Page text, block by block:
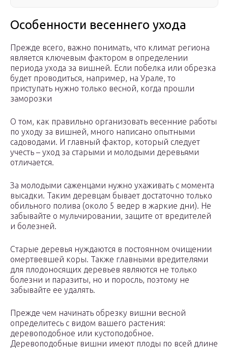
Особенности весеннего ухода
Прежде всего, важно понимать, что климат региона
является ключевым фактором в определении
периода ухода за вишней. Если побелка или обрезка
будет проводиться, например, на Урале, то
приступать нужно только весной, когда прошли
заморозки
О том, как правильно организовать весенние работы
по уходу за вишней, много написано опытными
садоводами. И главный фактор, который следует
учесть – уход за старыми и молодыми деревьями
отличается.
За молодыми саженцами нужно ухаживать с момента
высадки. Таким деревцам бывает достаточно только
обильного полива (около 5 ведер в жаркие дни). Не
забывайте о мульчировании, защите от вредителей
и болезней.
Старые деревья нуждаются в постоянном очищении
омертвевшей коры. Также главными вредителями
для плодоносящих деревьев являются не только
болезни и паразиты, но и поросль, поэтому не
забывайте ее удалять.
Прежде чем начинать обрезку вишни весной
определитесь с видом вашего растения:
деревоподобное или кустоподобное.
Деревоподобные вишни имеют плоды по всей длине